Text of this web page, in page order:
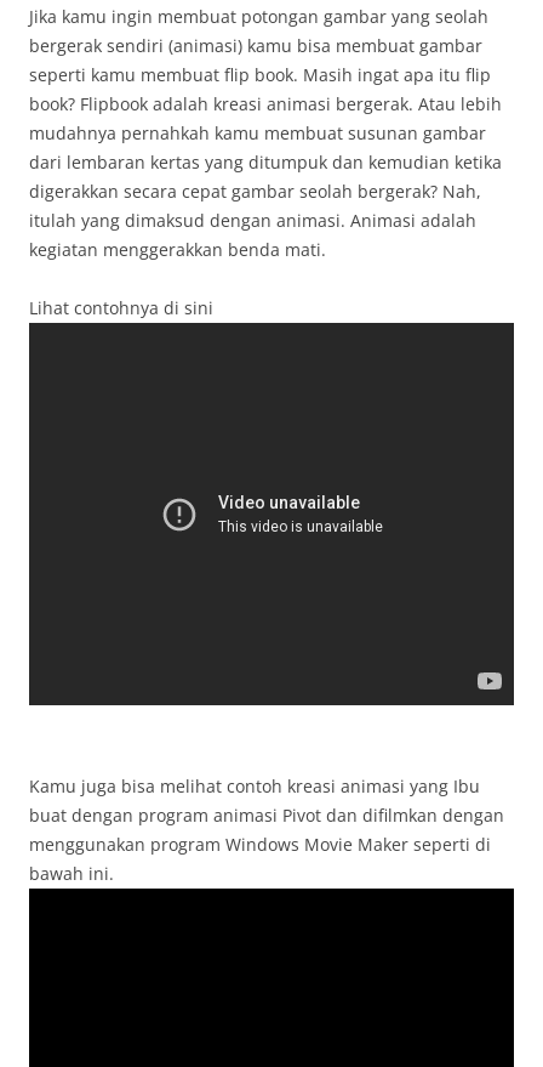
Jika kamu ingin membuat potongan gambar yang seolah
bergerak sendiri (animasi) kamu bisa membuat gambar
seperti kamu membuat flip book. Masih ingat apa itu flip
book? Flipbook adalah kreasi animasi bergerak. Atau lebih
mudahnya pernahkah kamu membuat susunan gambar
dari lembaran kertas yang ditumpuk dan kemudian ketika
digerakkan secara cepat gambar seolah bergerak? Nah,
itulah yang dimaksud dengan animasi. Animasi adalah
kegiatan menggerakkan benda mati.
Lihat contohnya di sini
Kamu juga bisa melihat contoh kreasi animasi yang Ibu
buat dengan program animasi Pivot dan difilmkan dengan
menggunakan program Windows Movie Maker seperti di
bawah ini.